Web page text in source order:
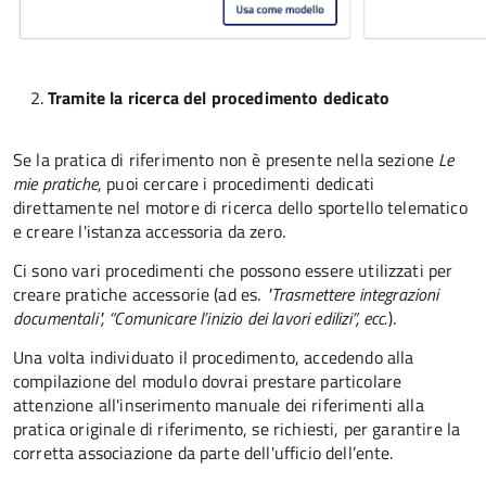
Tramite la ricerca del procedimento dedicato
Se la pratica di riferimento non è presente nella sezione Le
mie pratiche, puoi cercare i procedimenti dedicati
direttamente nel motore di ricerca dello sportello telematico
e creare l'istanza accessoria da zero.
Ci sono vari procedimenti che possono essere utilizzati per
creare pratiche accessorie (ad es. "Trasmettere integrazioni
documentali", “Comunicare l’inizio dei lavori edilizi”, ecc.).
Una volta individuato il procedimento, accedendo alla
compilazione del modulo dovrai prestare particolare
attenzione all'inserimento manuale dei riferimenti alla
pratica originale di riferimento, se richiesti, per garantire la
corretta associazione da parte dell'ufficio dell’ente.